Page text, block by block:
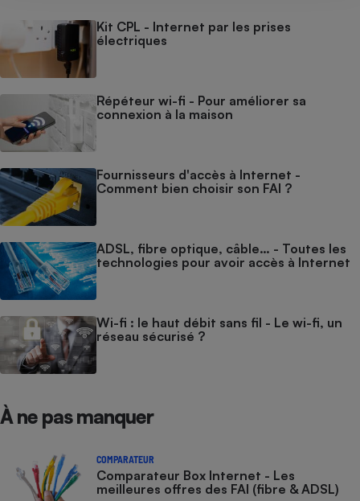
Kit CPL - Internet par les prises
électriques
Répéteur wi-fi - Pour améliorer sa
connexion à la maison
Fournisseurs d'accès à Internet -
Comment bien choisir son FAI ?
ADSL, fibre optique, câble… - Toutes les
technologies pour avoir accès à Internet
Wi-fi : le haut débit sans fil - Le wi-fi, un
réseau sécurisé ?
À ne pas manquer
COMPARATEUR
Comparateur Box Internet - Les
meilleures offres des FAI (fibre & ADSL)